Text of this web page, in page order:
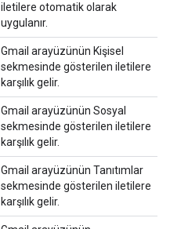
iletilere otomatik olarak
uygulanır.
Gmail arayüzünün Kişisel
sekmesinde gösterilen iletilere
karşılık gelir.
Gmail arayüzünün Sosyal
sekmesinde gösterilen iletilere
karşılık gelir.
Gmail arayüzünün Tanıtımlar
sekmesinde gösterilen iletilere
karşılık gelir.